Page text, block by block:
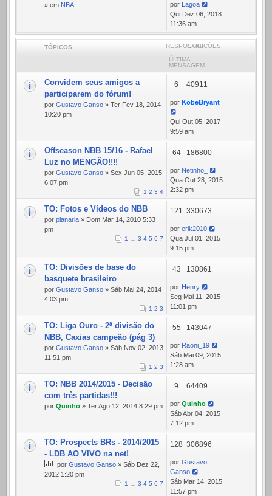
» em NBA por
Lagoa
Qui Dez 06, 2018
11:36 am
TÓPICOS RESPOSTASEXIBIÇÕES
ÚLTIMA
MENSAGEM
Convidem seus amigos a
participarem do fórum!
por Gustavo Ganso » Ter Fev 18, 2014
10:20 pm
6 40911
por KobeBryant
Qui Out 05, 2017
9:59 am
Offseason NBB 15/16 - Rafael
Luz no MENGÂO!!!!
por Gustavo Ganso » Sex Jun 05, 2015
6:07 pm
1 2 3 4
64 186800
por Netinho_
Qua Out 28, 2015
2:32 pm
TO: Fotos e Vídeos do NBB
por planaria » Dom Mar 14, 2010 5:33
pm
1 … 3 4 5 6 7
121 330673
por erik2010
Qua Jul 01, 2015
9:15 pm
TO: Divisões de base do
basquete brasileiro
por Gustavo Ganso » Sáb Mai 24, 2014
4:03 pm
1 2 3
43 130861
por Henry
Seg Mai 11, 2015
11:01 pm
TO: Liga Ouro - 2ª divisão do
NBB, Caxias campeão (pág 3)
por Gustavo Ganso » Sáb Nov 02, 2013
11:51 pm
1 2 3
55 143047
por Raoni_19
Sáb Mai 09, 2015
1:28 am
TO: NBB 2014/2015 - Decisão
com três partidas!!!
por Quinho » Ter Ago 12, 2014 8:29 pm
9 64409
por Quinho
Sáb Abr 04, 2015
7:12 pm
TO: Prospects BRs - 2014/2015
- LDB AO VIVO na net!
por Gustavo Ganso » Sáb Dez 22,
2012 1:20 pm
1 … 3 4 5 6 7
128 306896
por Gustavo
Ganso
Sáb Mar 14, 2015
11:57 pm